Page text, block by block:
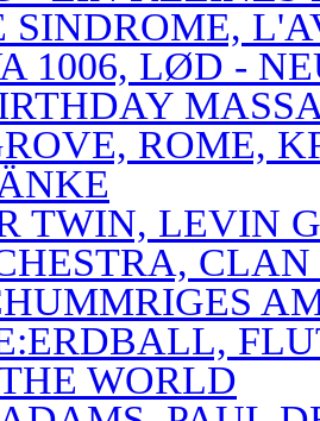
SINDROME,
1006, LØD -
ROME,
TWIN, LEVIN
WORLD